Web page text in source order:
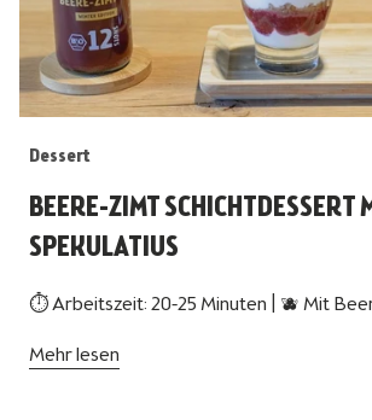
Dessert
BEERE-ZIMT SCHICHTDESSERT
SPEKULATIUS
⏱ Arbeitszeit: 20-25 Minuten | 🫐 Mit
Mehr lesen